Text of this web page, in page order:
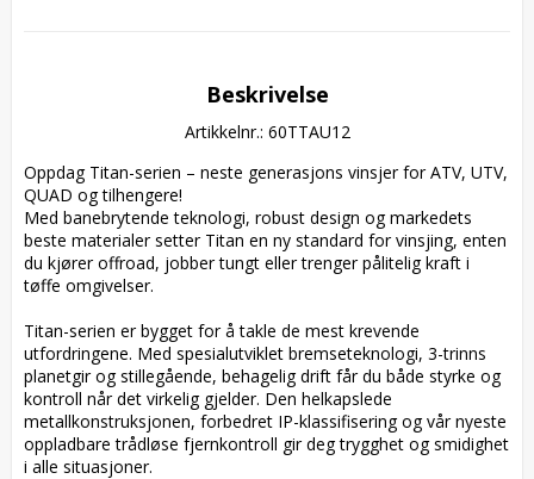
Beskrivelse
Artikkelnr.: 60TTAU12
Oppdag Titan-serien – neste generasjons vinsjer for ATV, UTV,
QUAD og tilhengere!
Med banebrytende teknologi, robust design og markedets
beste materialer setter Titan en ny standard for vinsjing, enten
du kjører offroad, jobber tungt eller trenger pålitelig kraft i
tøffe omgivelser.
Titan-serien er bygget for å takle de mest krevende
utfordringene. Med spesialutviklet bremseteknologi, 3-trinns
planetgir og stillegående, behagelig drift får du både styrke og
kontroll når det virkelig gjelder. Den helkapslede
metallkonstruksjonen, forbedret IP-klassifisering og vår nyeste
oppladbare trådløse fjernkontroll gir deg trygghet og smidighet
i alle situasjoner.